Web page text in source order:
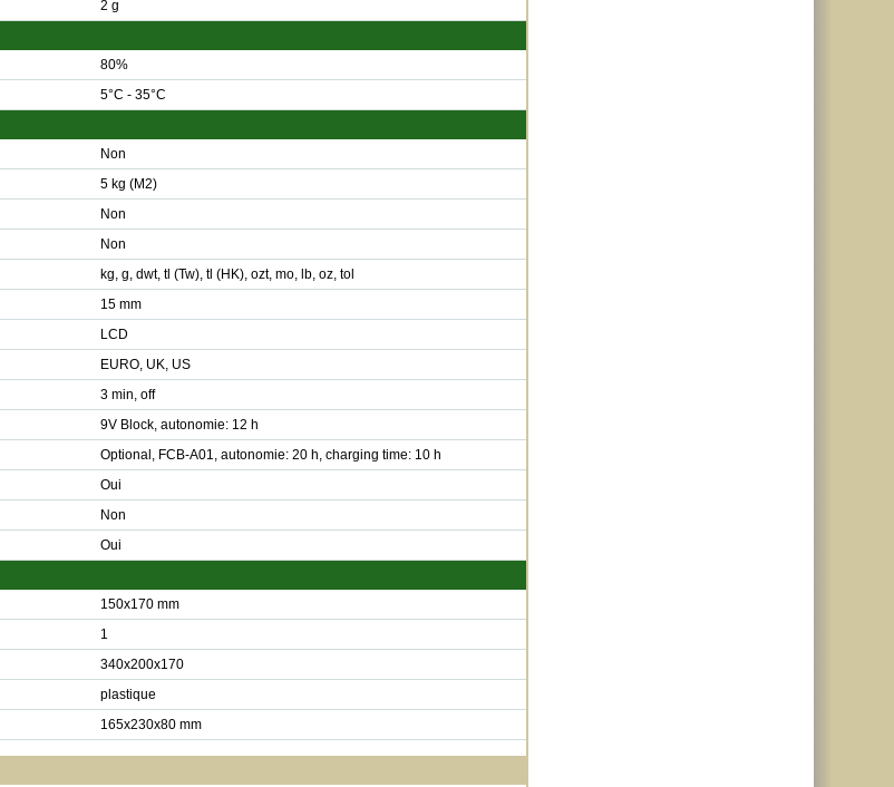
2 g
80%
5°C - 35°C
Non
5 kg (M2)
Non
Non
kg, g, dwt, tl (Tw), tl (HK), ozt, mo, lb, oz, tol
15 mm
LCD
EURO, UK, US
3 min, off
9V Block, autonomie: 12 h
Optional, FCB-A01, autonomie: 20 h, charging time: 10 h
Oui
Non
Oui
150x170 mm
1
340x200x170
plastique
165x230x80 mm